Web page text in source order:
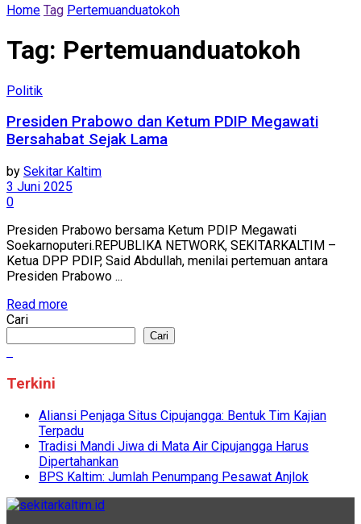
Home Tag Pertemuanduatokoh
Tag: Pertemuanduatokoh
Politik
Presiden Prabowo dan Ketum PDIP Megawati
Bersahabat Sejak Lama
by Sekitar Kaltim
3 Juni 2025
0
Presiden Prabowo bersama Ketum PDIP Megawati
Soekarnoputeri.REPUBLIKA NETWORK, SEKITARKALTIM –
Ketua DPP PDIP, Said Abdullah, menilai pertemuan antara
Presiden Prabowo ...
Read more
Cari
Cari
Terkini
Aliansi Penjaga Situs Cipujangga: Bentuk Tim Kajian
Terpadu
Tradisi Mandi Jiwa di Mata Air Cipujangga Harus
Dipertahankan
BPS Kaltim: Jumlah Penumpang Pesawat Anjlok